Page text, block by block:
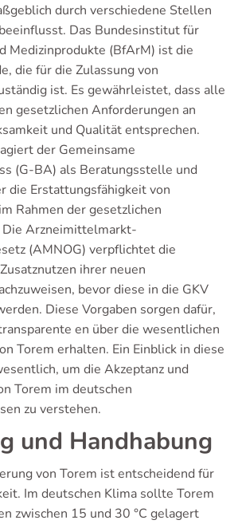
durch verschiedene Stellen
Das Bundesinstitut für
Medizinprodukte (BfArM) ist die
die für die Zulassung von
ist. Es gewährleistet, dass alle
gesetzlichen Anforderungen an
und Qualität entsprechen.
der Gemeinsame
(G-BA) als Beratungsstelle und
die Erstattungsfähigkeit von
Rahmen der gesetzlichen
Die Arzneimittelmarkt-
(AMNOG) verpflichtet die
ihrer neuen
bevor diese in die GKV
Diese Vorgaben sorgen dafür,
en über die wesentlichen
Torem erhalten. Ein Einblick in diese
um die Akzeptanz und
Torem im deutschen
zu verstehen.
und Handhabung
von Torem ist entscheidend für
Im deutschen Klima sollte Torem
zwischen 15 und 30 °C gelagert